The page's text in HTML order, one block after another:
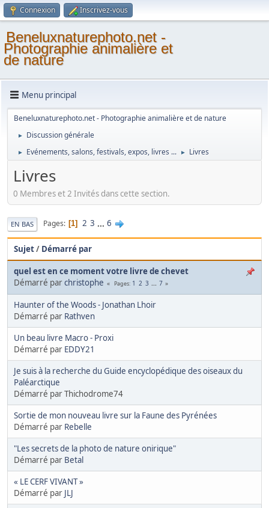
Connexion Inscrivez-vous
Beneluxnaturephoto.net -
Photographie animalière et
de nature
Menu principal
Beneluxnaturephoto.net - Photographie animalière et de nature
► Discussion générale
► Evénements, salons, festivals, expos, livres ... ► Livres
Livres
0 Membres et 2 Invités dans cette section.
EN BAS Pages 1 2 3 ... 6
Sujet/ Démarré par
quel est en ce moment votre livre de chevet
Démarré parchristophe Pages 1 2 3 ... 7
Haunter of the Woods - Jonathan Lhoir
Démarré par Rathven
Un beau livre Macro - Proxi
Démarré par EDDY21
Je suis à la recherche du Guide encyclopédique des oiseaux du
Paléarctique
Démarré par Thichodrome74
Sortie de mon nouveau livre sur la Faune des Pyrénées
Démarré par Rebelle
"Les secrets de la photo de nature onirique"
Démarré par Betal
« LE CERF VIVANT »
Démarré par JLJ